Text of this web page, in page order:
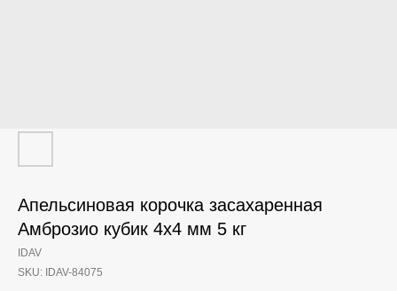
Апельсиновая корочка засахаренная
Амброзио кубик 4х4 мм 5 кг
IDAV
SKU: IDAV-84075